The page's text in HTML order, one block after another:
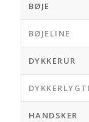
BØJE
BØJELINE
DYKKERUR
HANDSKER